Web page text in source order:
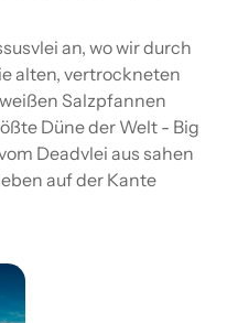
an, wo wir durch
alten, vertrockneten
Salzpfannen
Düne der Welt - Big
Deadvlei aus sahen
auf der Kante